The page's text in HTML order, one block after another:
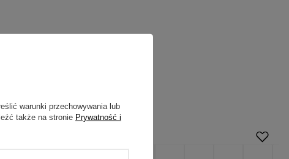
warunki przechowywania lub
także na stronie Prywatność i